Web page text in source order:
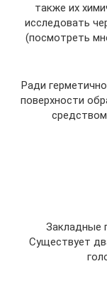
также их
исследовать
(посмотреть
Ради
поверхности
Закладные
Существует